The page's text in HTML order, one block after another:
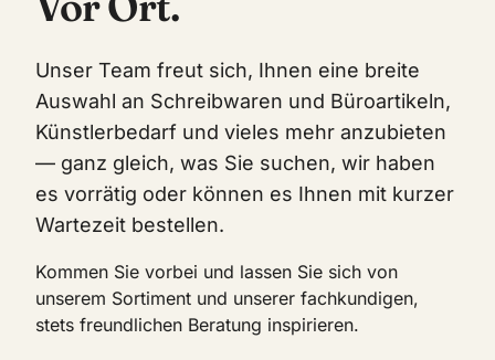
Unser Team freut sich, Ihnen eine breite
Auswahl an Schreibwaren und Büroartikeln,
Künstlerbedarf und vieles mehr anzubieten
— ganz gleich, was Sie suchen, wir haben
es vorrätig oder können es Ihnen mit kurzer
Wartezeit bestellen.
Kommen Sie vorbei und lassen Sie sich von
unserem Sortiment und unserer fachkundigen,
stets freundlichen Beratung inspirieren.